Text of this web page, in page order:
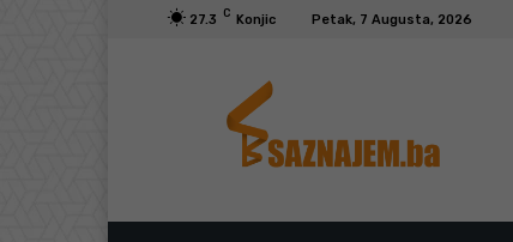
27.3 C Konjic Petak, 7 Augusta, 2026